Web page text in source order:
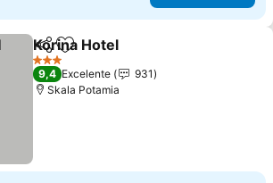
PartilharAdicionar aos favoritos
Korina Hotel
3 Estrelas
9,4 Excelente
931
Skala Potamia